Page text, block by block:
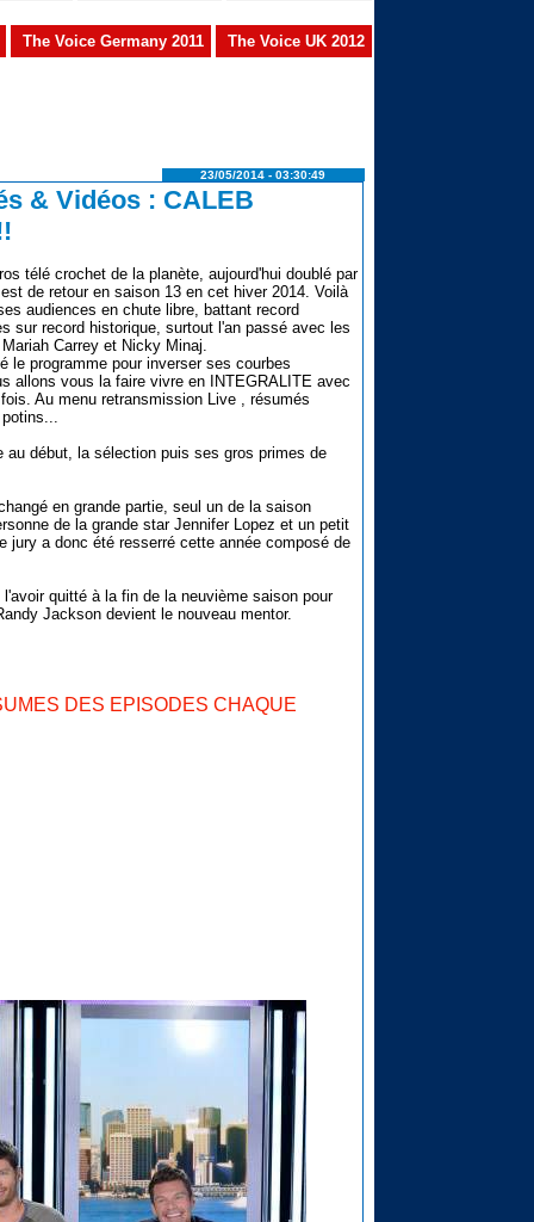
The Voice Germany 2011 The Voice UK 2012
23/05/2014 - 03:30:49
& Vidéos : CALEB
télé crochet de la planète, aujourd'hui doublé par
de retour en saison 13 en cet hiver 2014. Voilà
audiences en chute libre, battant record
sur record historique, surtout l'an passé avec les
Carrey et Nicky Minaj.
le programme pour inverser ses courbes
allons vous la faire vivre en INTEGRALITE avec
Au menu retransmission Live , résumés
début, la sélection puis ses gros primes de
en grande partie, seul un de la saison
de la grande star Jennifer Lopez et un petit
jury a donc été resserré cette année composé de
quitté à la fin de la neuvième saison pour
Jackson devient le nouveau mentor.
DES EPISODES CHAQUE